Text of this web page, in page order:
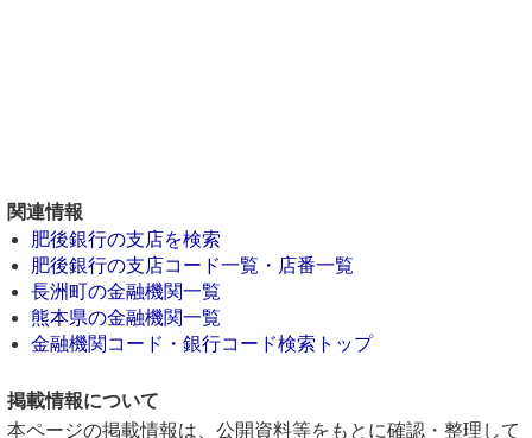
関連情報
肥後銀行の支店を検索
肥後銀行の支店コード一覧・店番一覧
長洲町の金融機関一覧
熊本県の金融機関一覧
金融機関コード・銀行コード検索トップ
掲載情報について
本ページの掲載情報は、公開資料等をもとに確認・整理して